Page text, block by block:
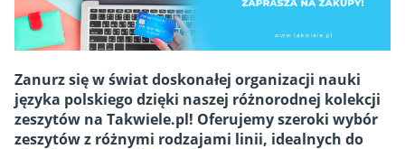
Zanurz się w świat doskonałej organizacji nauki
języka polskiego dzięki naszej różnorodnej kolekcji
zeszytów na Takwiele.pl! Oferujemy szeroki wybór
zeszytów z różnymi rodzajami linii, idealnych do